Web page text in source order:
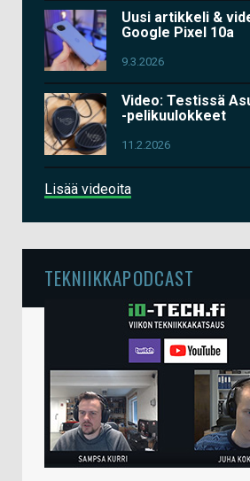
Uusi artikkeli &
Google Pixel 10a
9.3.2026
Video: Testissä
-pelikuulokkeet
11.2.2026
Lisää videoita
TEKNIIKKAPODCAST